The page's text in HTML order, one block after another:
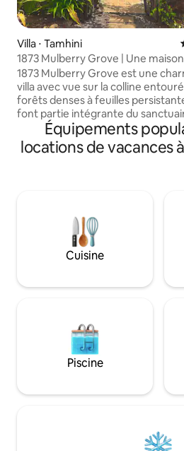
Villa ⋅ Tamhini
1873 Mulberry Grove | Une
vacances à Mulshi
1873 Mulberry Grove est une
villa avec vue sur la colline
forêts denses à feuilles
font partie intégrante du
faunique de Tamhini. Loin de l'agitation
de la vie urbaine, imprégnez-
que la nature a à vous offrir. Un paradis
occasionnellement pour de la
et de l'eau dans les collines
propriété, faisant ainsi de 1873 un
endroit unique à visiter.
Équipements
locations de vacances
Cuisine
Piscine